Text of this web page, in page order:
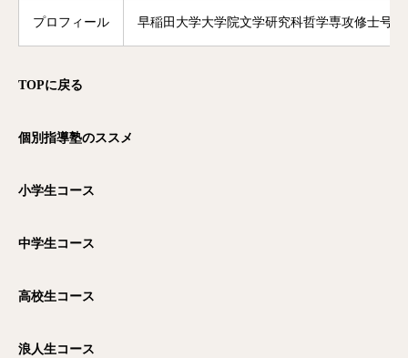
プロフィール 早稲田大学大学院文学研究科哲学専攻修士号
TOPに戻る
個別指導塾のススメ
小学生コース
中学生コース
高校生コース
浪人生コース